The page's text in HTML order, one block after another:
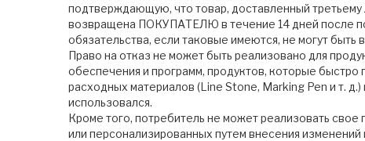
подтверждающую, что товар, доставленный
возвращена ПОКУПАТЕЛЮ в течение 14 дней после
обязательства, если таковые имеются, не могут
Право на отказ не может быть реализовано для
обеспечения и программ, продуктов, которые быстро
расходных материалов (Line Stone, Marking Pen и т.
использовался.
Кроме того, потребитель не может реализовать
или персонализированных путем внесения изменений